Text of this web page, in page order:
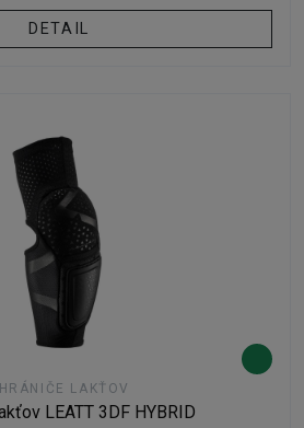
DETAIL
LAKŤOV
LEATT 3DF HYBRID